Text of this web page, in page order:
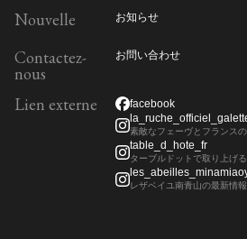
Nouvelle お知らせ
Contactez-
nous
お問い合わせ
Lien externe
facebook
素敵なフェーヴとフランス
table_d_hote_fr
ターブルドットで取り上げ
レザベイユ南青山の最新情